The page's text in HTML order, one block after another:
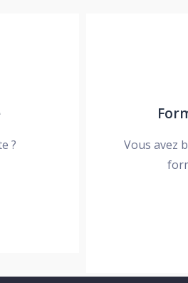
?
Vous avez